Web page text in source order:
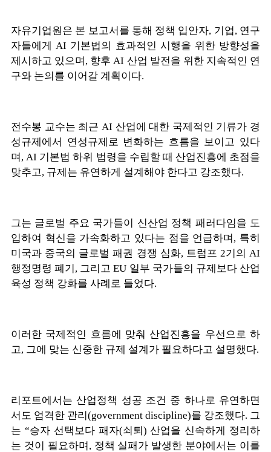
자유기업원은 본 보고서를 통해 정책 입안자, 기업, 연구
자들에게 AI 기본법의 효과적인 시행을 위한 방향성을
제시하고 있으며, 향후 AI 산업 발전을 위한 지속적인 연
구와 논의를 이어갈 계획이다.
전수봉 교수는 최근 AI 산업에 대한 국제적인 기류가 경
성규제에서 연성규제로 변화하는 흐름을 보이고 있다
며, AI 기본법 하위 법령을 수립할 때 산업진흥에 초점을
맞추고, 규제는 유연하게 설계해야 한다고 강조했다.
그는 글로벌 주요 국가들이 신산업 정책 패러다임을 도
입하여 혁신을 가속화하고 있다는 점을 언급하며, 특히
미국과 중국의 글로벌 패권 경쟁 심화, 트럼프 2기의 AI
행정명령 폐기, 그리고 EU 일부 국가들의 규제보다 산업
육성 정책 강화를 사례로 들었다.
이러한 국제적인 흐름에 맞춰 산업진흥을 우선으로 하
고, 그에 맞는 신중한 규제 설계가 필요하다고 설명했다.
리포트에서는 산업정책 성공 조건 중 하나로 유연하면
서도 엄격한 관리(government discipline)를 강조했다. 그
는 “승자 선택보다 패자(쇠퇴) 산업을 신속하게 정리하
는 것이 필요하며, 정책 실패가 발생한 분야에서는 이를